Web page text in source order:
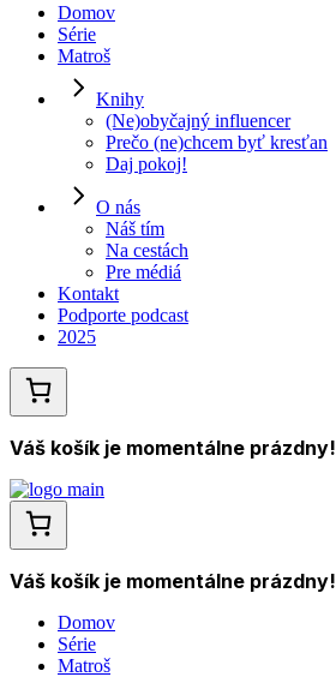
Domov
Série
Matroš
Knihy
(Ne)obyčajný influencer
Prečo (ne)chcem byť kresťan
Daj pokoj!
O nás
Náš tím
Na cestách
Pre médiá
Kontakt
Podporte podcast
2025
Váš košík je momentálne prázdny!
Váš košík je momentálne prázdny!
Domov
Série
Matroš